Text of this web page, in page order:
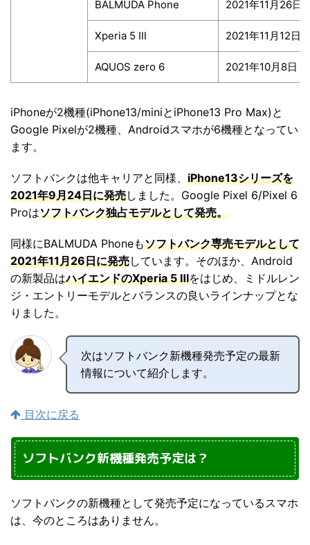
BALMUDA Phone 2021年11月26日
Xperia 5 Ⅲ 2021年11月12日
AQUOS zero 6 2021年10月8日
iPhoneが2機種(iPhone13/miniとiPhone13 Pro Max)と
Google Pixelが2機種、Androidスマホが6機種となってい
ます。
ソフトバンクは他キャリアと同様、 iPhone13シリーズを
2021年9月24日に発売しました。Google Pixel 6/Pixel 6
Proはソフトバンク独占モデルとして発売。
同様にBALMUDA Phoneもソフトバンク専売モデルとして
2021年11月26日に発売しています。そのほか、Android
の新製品はハイエンドのXperia 5 Ⅲをはじめ、ミドルレン
ジ・エントリーモデルとバランスの良いラインナップとな
りました。
次はソフトバンク新機種発売予定の最新
情報について紹介します。
目次に戻る
ソフトバンク新機種発売予定は？
ソフトバンクの新機種として発売予定になっているスマホ
は、今のところはありません。